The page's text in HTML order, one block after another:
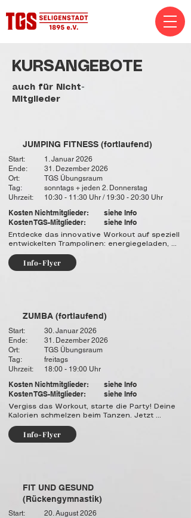
KURSANGEBOTE
auch für Nicht-
Mitglieder
JUMPING FITNESS (fortlaufend)
Start:
1. Januar 2026
Ende:
31. Dezember 2026
Ort:
TGS Übungsraum
Tag:
sonntags + jeden 2. Donnerstag
Uhrzeit:
10:30 - 11:30 Uhr / 19:30 - 20:30 Uhr
Kosten Nichtmitglieder:
siehe Info
Kosten TGS-Mitglieder:
siehe Info
Entdecke das innovative Workout auf speziell
entwickelten Trampolinen: energiegeladen,
- Über 400 Muskeln in Bewegung
mitreißen lassen!
Info-Flyer
ZUMBA (fortlaufend)
Start:
30. Januar 2026
Ende:
31. Dezember 2026
Ort:
TGS Übungsraum
Tag:
freitags
Uhrzeit:
18:00 - 19:00 Uhr
Kosten Nichtmitglieder:
siehe Info
Kosten TGS-Mitglieder:
siehe Info
Vergiss das Workout, starte die Party! Deine
Kalorien schmelzen beim Tanzen. Jetzt
Warum Zumba das Beste ist, was Du für Dich
4. Gemeinschaft & Power
Info-Flyer
FIT UND GESUND
(Rückengymnastik)
Start:
20. August 2026